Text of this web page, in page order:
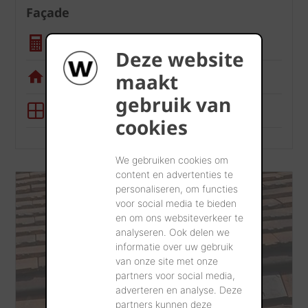
Deze website
maakt
gebruik van
cookies
We gebruiken cookies om
content en advertenties te
personaliseren, om functies
voor social media te bieden
en om ons websiteverkeer te
analyseren. Ook delen we
informatie over uw gebruik
van onze site met onze
partners voor social media,
adverteren en analyse. Deze
partners kunnen deze
Façade
Appli de visualisation